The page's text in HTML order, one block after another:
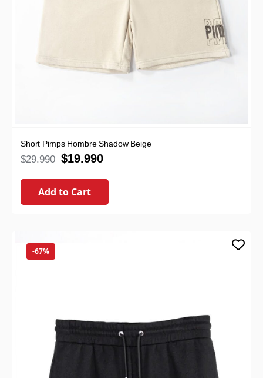
Short Pimps Hombre Shadow Beige
$29.990 $19.990
Add to Cart
-67%